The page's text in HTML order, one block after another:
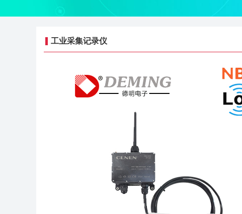
工业采集记录仪